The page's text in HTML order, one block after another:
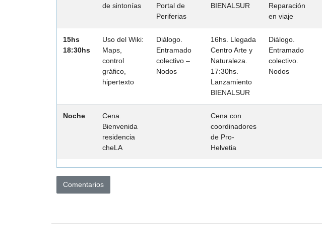
de sintonías
Portal de
Periferias
BIENALSUR
Reparación
en viaje
15hs
18:30hs
Uso del Wiki:
Maps,
control
gráfico,
hipertexto
Diálogo.
Entramado
colectivo –
Nodos
16hs. Llegada
Centro Arte y
Naturaleza.
17:30hs.
Lanzamiento
BIENALSUR
Diálogo.
Entramado
colectivo.
Nodos
Noche
Cena.
Bienvenida
residencia
cheLA
Cena con
coordinadores
de Pro-
Helvetia
Comentarios